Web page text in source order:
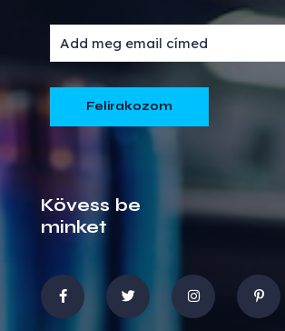
Kövess be
minket